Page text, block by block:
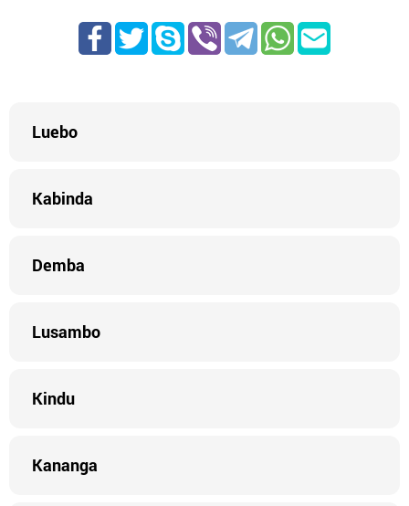
Luebo
Kabinda
Demba
Lusambo
Kindu
Kananga